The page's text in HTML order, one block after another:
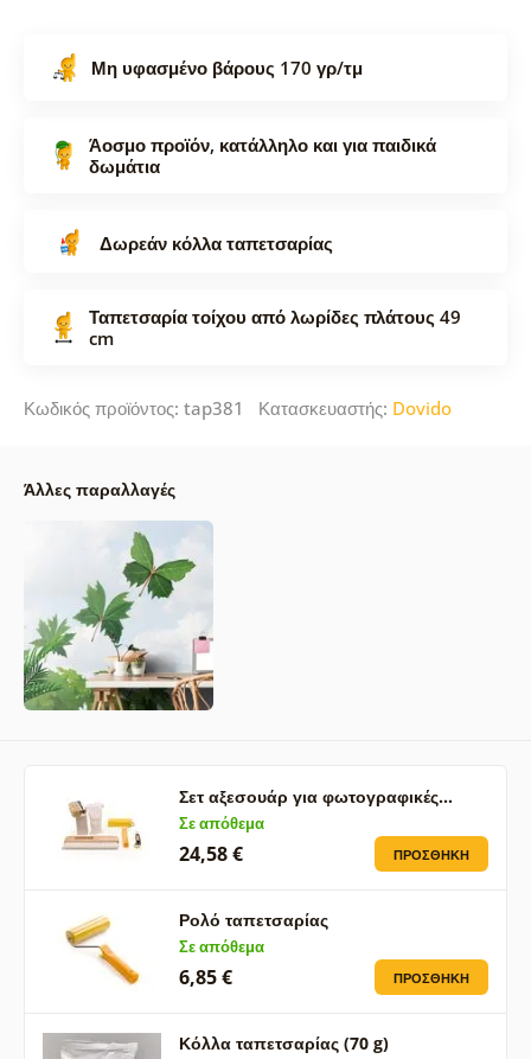
Μη υφασμένο βάρους 170 γρ/τμ
Άοσμο προϊόν, κατάλληλο και για παιδικά
δωμάτια
Δωρεάν κόλλα ταπετσαρίας
Ταπετσαρία τοίχου από λωρίδες πλάτους 49
cm
Κωδικός προϊόντος: tap381 Κατασκευαστής: Dovido
Άλλες παραλλαγές
Σετ αξεσουάρ για φωτογραφικές…
Σε απόθεμα
24,58 € ΠΡΟΣΘΉΚΗ
Ρολό ταπετσαρίας
Σε απόθεμα
6,85 € ΠΡΟΣΘΉΚΗ
Κόλλα ταπετσαρίας (70 g)